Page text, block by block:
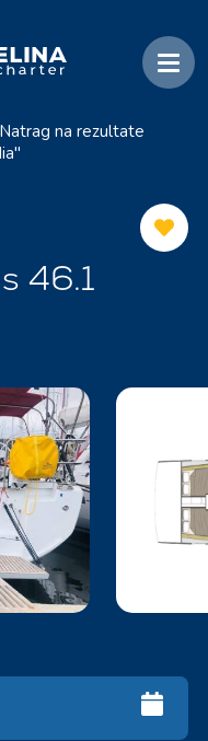
Natrag na rezultate
46.1